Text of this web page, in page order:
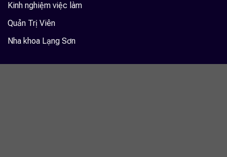
Kinh nghiệm việc làm
Quản Trị Viên
Nha khoa Lạng Sơn